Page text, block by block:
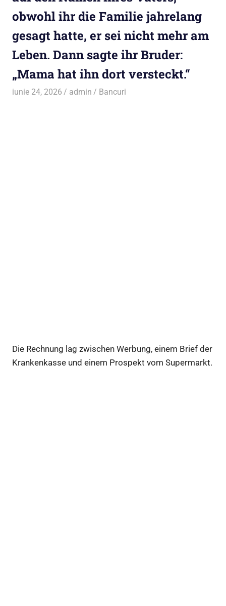
obwohl ihr die Familie jahrelang
gesagt hatte, er sei nicht mehr am
Leben. Dann sagte ihr Bruder:
„Mama hat ihn dort versteckt.“
iunie 24, 2026 admin Bancuri
Die Rechnung lag zwischen Werbung, einem Brief der
Krankenkasse und einem Prospekt vom Supermarkt.